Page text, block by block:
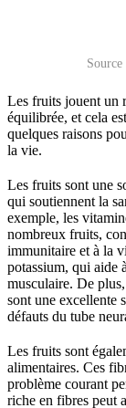
Les fruits jouent un
équilibrée, et cela
quelques raisons
la vie.
Les fruits sont une
qui soutiennent la
exemple, les
nombreux fruits,
immunitaire et à la
potassium, qui aide
musculaire. De
sont une excellente
défauts du tube
Les fruits sont
alimentaires. Ces
problème courant
riche en fibres peut